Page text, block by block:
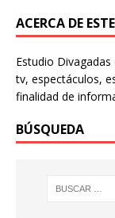
ACERCA DE
Estudio
tv, espectáculos,
finalidad de
BÚSQUEDA